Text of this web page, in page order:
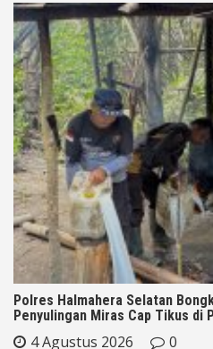
Polres Halmahera Selatan
Penyulingan Miras Cap Tikus di
4 Agustus 2026 0